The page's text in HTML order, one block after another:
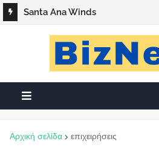
Santa Ana Winds
Αρχική σελίδα επιχειρήσεις